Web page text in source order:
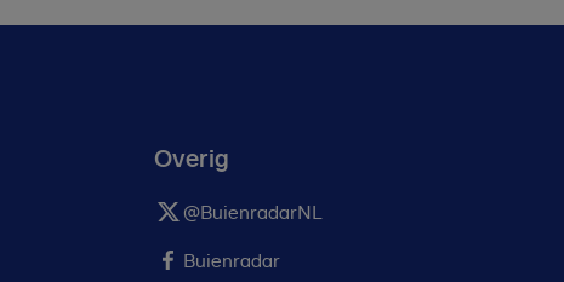
Overig
@BuienradarNL
Buienradar